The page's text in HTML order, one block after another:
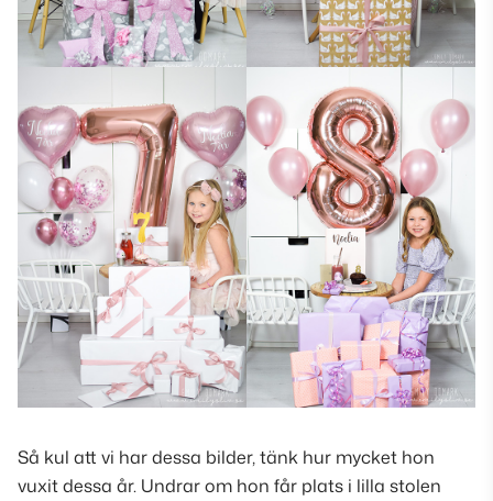
Så kul att vi har dessa bilder, tänk hur mycket hon
vuxit dessa år. Undrar om hon får plats i lilla stolen